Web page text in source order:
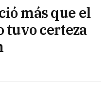
más que el
tuvo certeza